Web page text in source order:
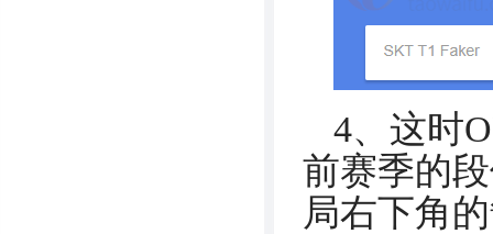
4、这时
前赛季的
局右下角